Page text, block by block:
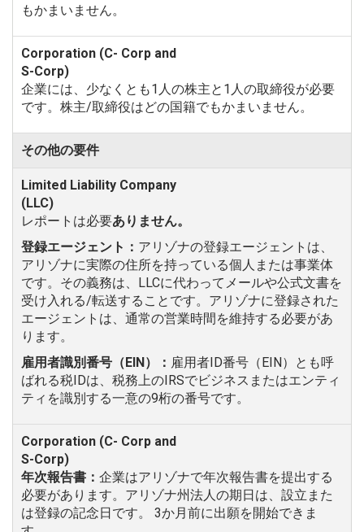
もかまいません。
企業には、少なくとも1人の株主と1人の取締役が必要
です。株主/取締役はどの国籍でもかまいません。
その他の要件
レポートは必要ありません。
登録エージェント： アリゾナの登録エージェントは、
アリゾナに実際の住所を持っている個人または事業体
です。その義務は、LLCに代わってメールや公式文書を
受け入れる/転送することです。アリゾナに登録された
エージェントは、通常の営業時間を維持する必要があ
ります。
雇用者識別番号（EIN）： 雇用者ID番号（EIN）とも呼
ばれる税IDは、税務上のIRSでビジネスまたはエンティ
ティを識別する一意の9桁の番号です。
年次報告書： 企業はアリゾナで年次報告書を提出する
必要があります。アリゾナ州法人の期日は、設立また
は登録の記念日です。 3か月前に出願を開始できま